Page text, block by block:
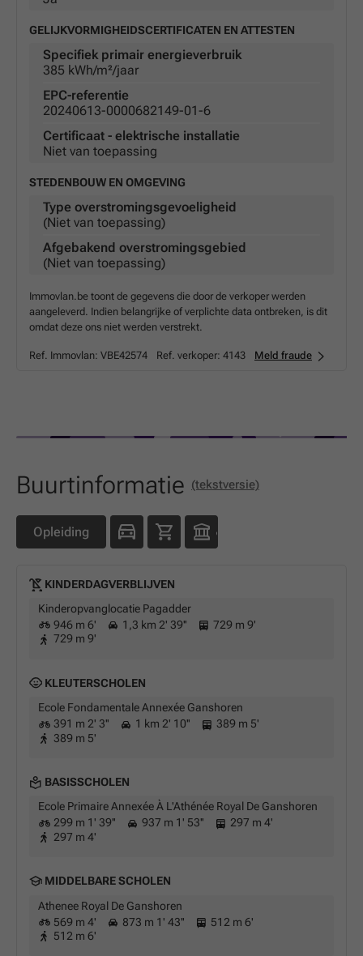
GELIJKVORMIGHEIDSCERTIFICATEN EN ATTESTEN
Specifiek primair energieverbruik
385 kWh/m²/jaar
EPC-referentie
20240613-0000682149-01-6
Certificaat - elektrische installatie
Niet van toepassing
STEDENBOUW EN OMGEVING
Type overstromingsgevoeligheid
(Niet van toepassing)
Afgebakend overstromingsgebied
(Niet van toepassing)
Immovlan.be toont de gegevens die door de verkoper werden
aangeleverd. Indien belangrijke of verplichte data ontbreken, is dit
omdat deze ons niet werden verstrekt.
Ref. Immovlan: VBE42574 Ref. verkoper: 4143 Meld fraude
Buurtinformatie (tekstversie)
Opleiding
KINDERDAGVERBLIJVEN
Kinderopvanglocatie Pagadder
946 m 6'
1,3 km 2' 39''
729 m 9'
729 m 9'
KLEUTERSCHOLEN
Ecole Fondamentale Annexée Ganshoren
391 m 2' 3''
1 km 2' 10''
389 m 5'
389 m 5'
BASISSCHOLEN
Ecole Primaire Annexée À L'Athénée Royal De Ganshoren
299 m 1' 39''
937 m 1' 53''
297 m 4'
297 m 4'
MIDDELBARE SCHOLEN
Athenee Royal De Ganshoren
569 m 4'
873 m 1' 43''
512 m 6'
512 m 6'